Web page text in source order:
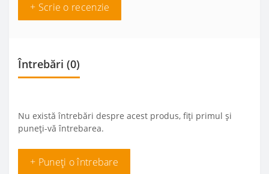
+ Scrie o recenzie
Întrebări (0)
Nu există întrebări despre acest produs, fiți primul și
puneți-vă întrebarea.
+ Puneți o întrebare